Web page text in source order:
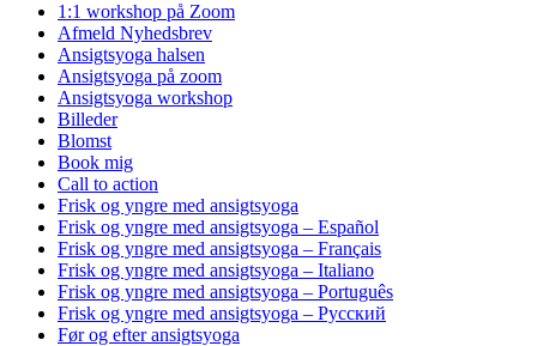
1:1 workshop på Zoom
Afmeld Nyhedsbrev
Ansigtsyoga halsen
Ansigtsyoga på zoom
Ansigtsyoga workshop
Billeder
Blomst
Book mig
Call to action
Frisk og yngre med ansigtsyoga
Frisk og yngre med ansigtsyoga – Español
Frisk og yngre med ansigtsyoga – Français
Frisk og yngre med ansigtsyoga – Italiano
Frisk og yngre med ansigtsyoga – Português
Frisk og yngre med ansigtsyoga – Русский
Før og efter ansigtsyoga